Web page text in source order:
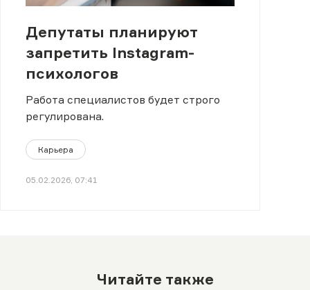
Депутаты планируют
запретить Instagram-
психологов
Работа специалистов будет строго
регулирована.
Карьера
05.02.2026, 07:41
Читайте также